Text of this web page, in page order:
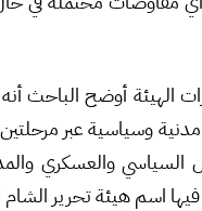
الهيئة أوضح الباحث
وسياسية عبر مرحلتين
السياسي والعسكري
اسم هيئة تحرير